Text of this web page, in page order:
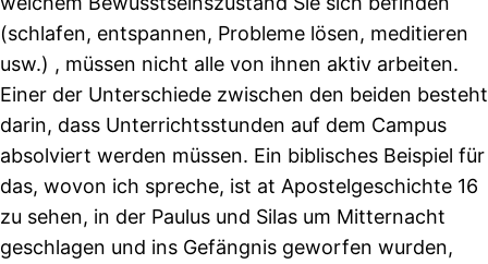
(schlafen, entspannen, Probleme lösen, meditieren
usw.) , müssen nicht alle von ihnen aktiv arbeiten.
Einer der Unterschiede zwischen den beiden besteht
darin, dass Unterrichtsstunden auf dem Campus
absolviert werden müssen. Ein biblisches Beispiel für
das, wovon ich spreche, ist at Apostelgeschichte 16
zu sehen, in der Paulus und Silas um Mitternacht
geschlagen und ins Gefängnis geworfen wurden,